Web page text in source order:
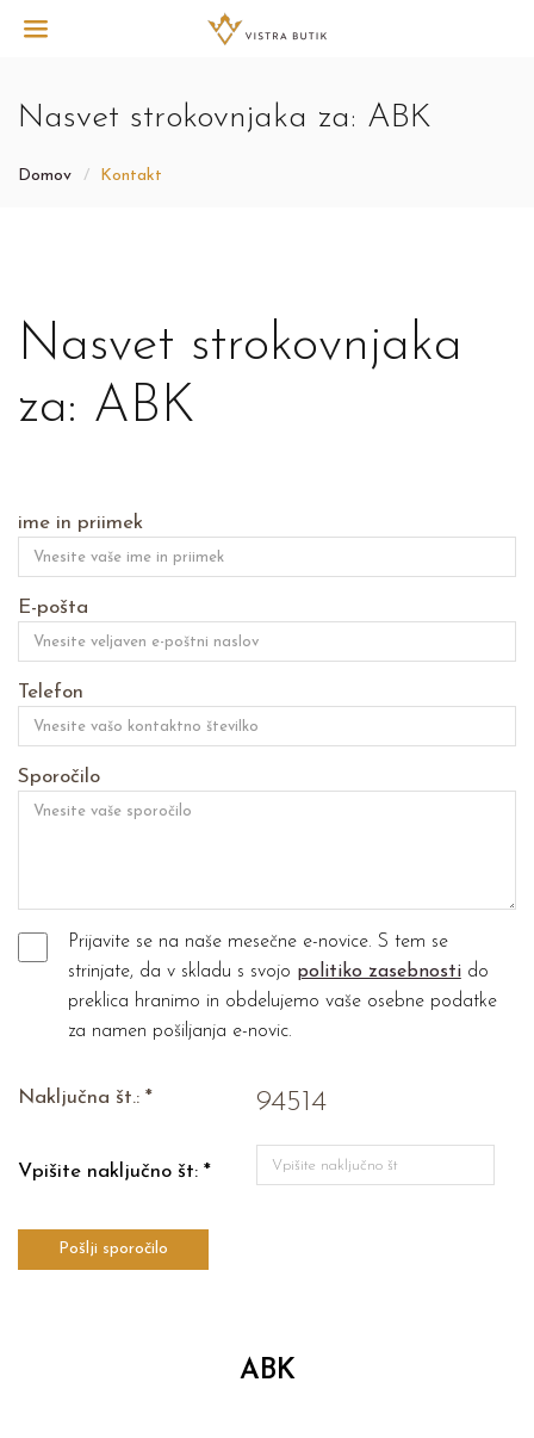
Nasvet strokovnjaka za: ABK
Domov Kontakt
Nasvet strokovnjaka
za: ABK
ime in priimek
E-pošta
Telefon
Sporočilo
Prijavite se na naše mesečne e-novice. S tem se
strinjate, da v skladu s svojo politiko zasebnostido
preklica hranimo in obdelujemo vaše osebne podatke
za namen pošiljanja e-novic.
Naključna št.: * 94514
Vpišite naključno št: *
Pošlji sporočilo
ABK